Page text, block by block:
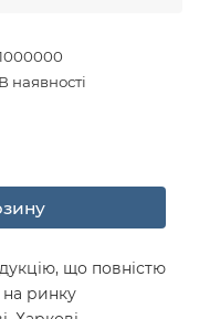
В наявності
що повністю
на ринку